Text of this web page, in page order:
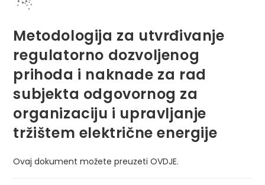
Metodologija za utvrđivanje
regulatorno dozvoljenog
prihoda i naknade za rad
subjekta odgovornog za
organizaciju i upravljanje
tržištem električne energije
Ovaj dokument možete preuzeti OVDJE.